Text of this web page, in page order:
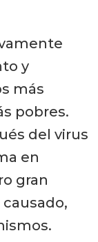
y
más
pobres.
del virus
en
gran